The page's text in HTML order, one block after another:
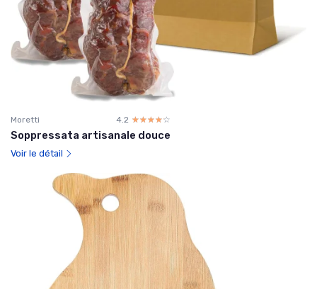
Moretti 4.2 ☆☆☆☆☆
★★★★★
Soppressata artisanale douce
Voir le détail